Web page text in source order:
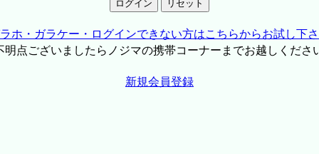
ホ・ガラケー・ログインできない方はこちらからお試し下
点ございましたらノジマの携帯コーナーまでお越しくださ
新規会員登録